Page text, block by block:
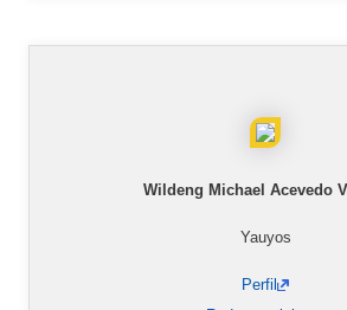
Wildeng Michael Acevedo
Yauyos
Perfil